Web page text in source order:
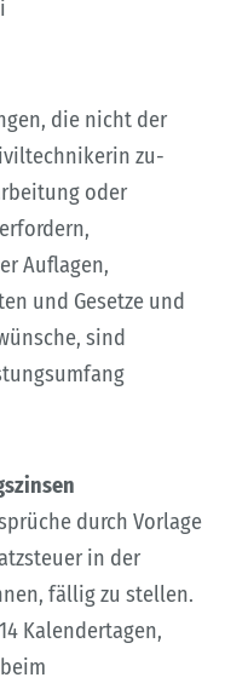
die nicht der
zu-
oder
Auflagen,
und Gesetze und
sind
durch Vorlage
in der
fällig zu stellen.
Kalendertagen,